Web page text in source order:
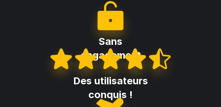
Sans
engagement
Des utilisateurs
conquis !